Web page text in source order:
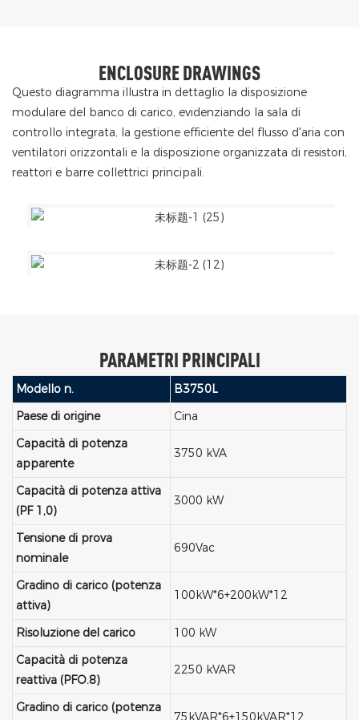
ENCLOSURE DRAWINGS
Questo diagramma illustra in dettaglio la disposizione
modulare del banco di carico, evidenziando la sala di
controllo integrata, la gestione efficiente del flusso d'aria con
ventilatori orizzontali e la disposizione organizzata di resistori,
reattori e barre collettrici principali.
PARAMETRI PRINCIPALI
Modello n.
B3750L
Paese di origine
Cina
Capacità di potenza
apparente
3750 kVA
Capacità di potenza attiva
(PF 1,0)
3000 kW
Tensione di prova
nominale
690Vac
Gradino di carico (potenza
attiva)
100kW*6+200kW*12
Risoluzione del carico
100 kW
Capacità di potenza
reattiva (PFO.8)
2250 kVAR
Gradino di carico (potenza
75kVAR*6+150kVAR*12